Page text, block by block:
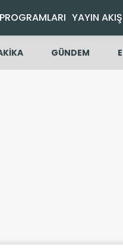
YAYIN
GÜNDEM